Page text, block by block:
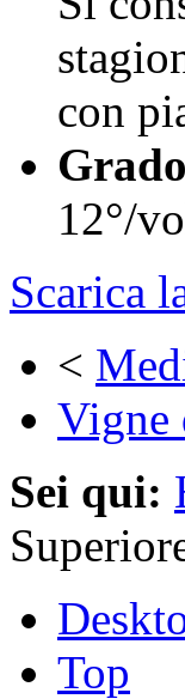
con
12°/
Scarica
<
Vigne
Sei qui:
Top